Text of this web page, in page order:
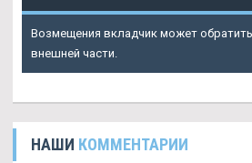
Возмещения вкладчик может
внешней части.
НАШИ КОММЕНТАРИИ